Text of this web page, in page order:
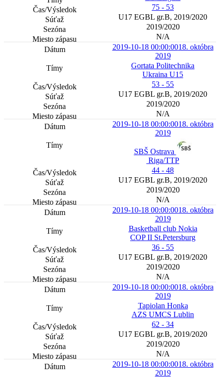
75 - 53
U17 EGBL gr.B, 2019/2020
2019/2020
N/A
2019-10-18 00:00:0018. októbra
2019
Gortata Politechnika
Ukraina U15
53 - 55
U17 EGBL gr.B, 2019/2020
2019/2020
N/A
2019-10-18 00:00:0018. októbra
2019
SBŠ Ostrava
Riga/TTP
44 - 48
U17 EGBL gr.B, 2019/2020
2019/2020
N/A
2019-10-18 00:00:0018. októbra
2019
Basketball club Nokia
COP II St.Petersburg
36 - 55
U17 EGBL gr.B, 2019/2020
2019/2020
N/A
2019-10-18 00:00:0018. októbra
2019
Tapiolan Honka
AZS UMCS Lublin
62 - 34
U17 EGBL gr.B, 2019/2020
2019/2020
N/A
2019-10-18 00:00:0018. októbra
2019